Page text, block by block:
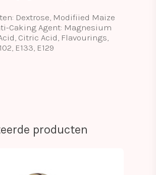
Dextrose, Modifiied Maize
Caking Agent: Magnesium
Citric Acid, Flavourings,
E133, E129
producten